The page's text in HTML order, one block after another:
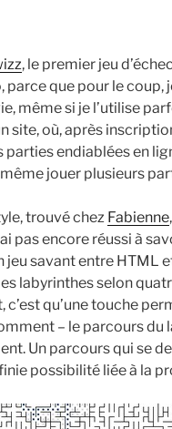
, le premier jeu
parce que pour le
même si je l’utilise
site, où, après
endiablées en
jouer plusieurs
trouvé chez Fabienne,
pas encore réussi à
jeu savant entre HTML
labyrinthes selon
c’est qu’une touche
– le parcours du
Un parcours qui se
possibilité liée à la